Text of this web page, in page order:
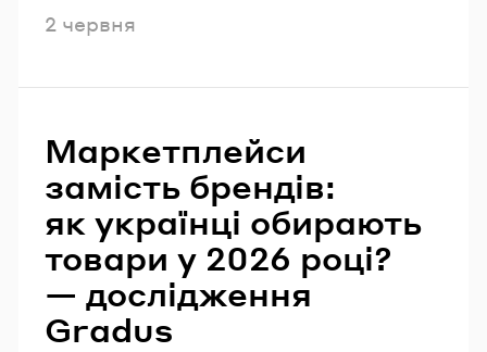
Опубліковано
2 червня
Маркетплейси
замість брендів:
як українці обирають
товари у 2026 році?
— дослідження
Gradus